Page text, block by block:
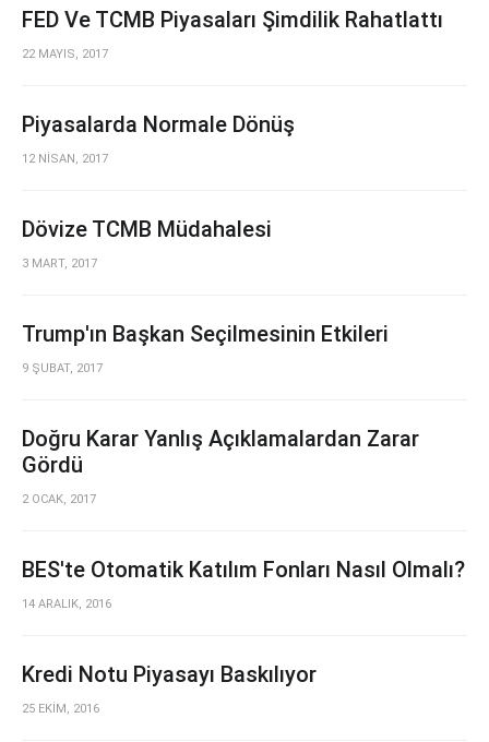
FED Ve TCMB Piyasaları Şimdilik Rahatlattı
22 MAYIS, 2017
Piyasalarda Normale Dönüş
12 NİSAN, 2017
Dövize TCMB Müdahalesi
3 MART, 2017
Trump'ın Başkan Seçilmesinin Etkileri
9 ŞUBAT, 2017
Doğru Karar Yanlış Açıklamalardan Zarar
Gördü
2 OCAK, 2017
BES'te Otomatik Katılım Fonları Nasıl Olmalı?
14 ARALIK, 2016
Kredi Notu Piyasayı Baskılıyor
25 EKİM, 2016